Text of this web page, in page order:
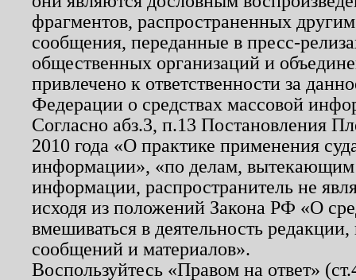
фрагментов, распространенных
сообщения, переданные в пресс-
общественных организаций и
привлечено к ответственности за
Федерации о средствах массовой
Согласно абз.3, п.13 Постановления
2010 года «О практике применения
информации», «по делам, вытекающим
информации, распространитель не
исходя из положений Закона РФ «О
вмешиваться в деятельность
сообщений и материалов».
Воспользуйтесь «Правом на ответ»